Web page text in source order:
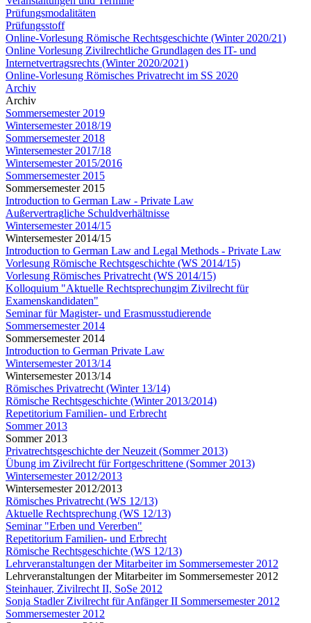
Prüfungsmodalitäten
Prüfungsstoff
Online-Vorlesung Römische Rechtsgeschichte (Winter 2020/21)
Online Vorlesung Zivilrechtliche Grundlagen des IT- und
Internetvertragsrechts (Winter 2020/2021)
Online-Vorlesung Römisches Privatrecht im SS 2020
Archiv
Archiv
Sommersemester 2019
Wintersemester 2018/19
Sommersemester 2018
Wintersemester 2017/18
Wintersemester 2015/2016
Sommersemester 2015
Sommersemester 2015
Introduction to German Law - Private Law
Außervertragliche Schuldverhältnisse
Wintersemester 2014/15
Wintersemester 2014/15
Introduction to German Law and Legal Methods - Private Law
Vorlesung Römische Rechtsgeschichte (WS 2014/15)
Vorlesung Römisches Privatrecht (WS 2014/15)
Kolloquium "Aktuelle Rechtsprechungim Zivilrecht für
Examenskandidaten"
Seminar für Magister- und Erasmusstudierende
Sommersemester 2014
Sommersemester 2014
Introduction to German Private Law
Wintersemester 2013/14
Wintersemester 2013/14
Römisches Privatrecht (Winter 13/14)
Römische Rechtsgeschichte (Winter 2013/2014)
Repetitorium Familien- und Erbrecht
Sommer 2013
Sommer 2013
Privatrechtsgeschichte der Neuzeit (Sommer 2013)
Übung im Zivilrecht für Fortgeschrittene (Sommer 2013)
Wintersemester 2012/2013
Wintersemester 2012/2013
Römisches Privatrecht (WS 12/13)
Aktuelle Rechtsprechung (WS 12/13)
Seminar "Erben und Vererben"
Repetitorium Familien- und Erbrecht
Römische Rechtsgeschichte (WS 12/13)
Lehrveranstaltungen der Mitarbeiter im Sommersemester 2012
Lehrveranstaltungen der Mitarbeiter im Sommersemester 2012
Steinhauer, Zivilrecht II, SoSe 2012
Sonja Stadler Zivilrecht für Anfänger II Sommersemester 2012
Sommersemester 2012